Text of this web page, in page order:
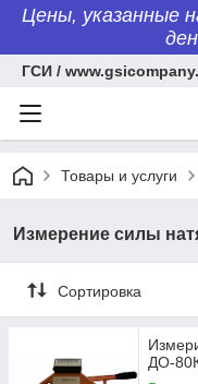
Цены, указанные
ГСИ /
Товары и услуги
Измерение силы
Сортировка
ДО-